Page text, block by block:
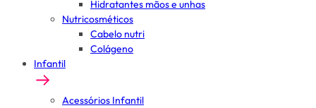
Hidratantes mãos e unhas
Nutricosméticos
Cabelo nutri
Colágeno
Infantil
Acessórios Infantil